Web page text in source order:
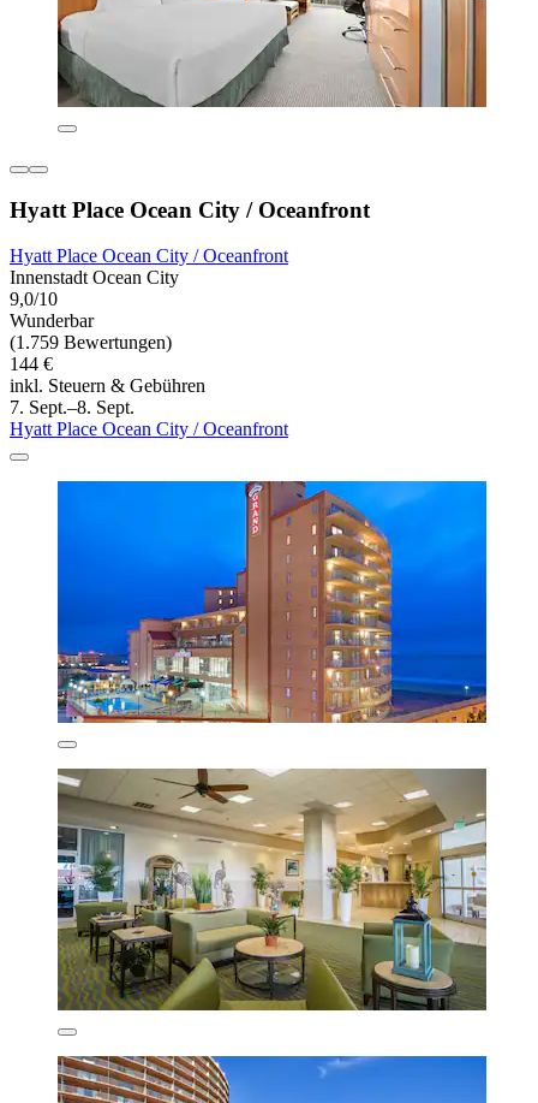
Hyatt Place Ocean City / Oceanfront
Hyatt Place Ocean City / Oceanfront
Innenstadt Ocean City
9,0/10
Wunderbar
(1.759 Bewertungen)
144 €
inkl. Steuern & Gebühren
7. Sept.–8. Sept.
Hyatt Place Ocean City / Oceanfront